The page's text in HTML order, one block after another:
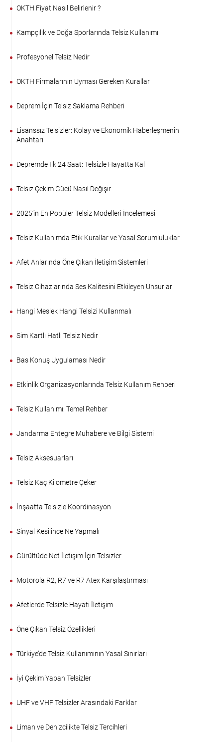
OKTH Fiyat Nasıl Belirlenir ?
Kampçılık ve Doğa Sporlarında Telsiz Kullanımı
Profesyonel Telsiz Nedir
OKTH Firmalarının Uyması Gereken Kurallar
Deprem İçin Telsiz Saklama Rehberi
Lisanssız Telsizler: Kolay ve Ekonomik Haberleşmenin
Anahtarı
Depremde İlk 24 Saat: Telsizle Hayatta Kal
Telsiz Çekim Gücü Nasıl Değişir
2025’in En Popüler Telsiz Modelleri İncelemesi
Telsiz Kullanımda Etik Kurallar ve Yasal Sorumluluklar
Afet Anlarında Öne Çıkan İletişim Sistemleri
Telsiz Cihazlarında Ses Kalitesini Etkileyen Unsurlar
Hangi Meslek Hangi Telsizi Kullanmalı
Sim Kartlı Hatlı Telsiz Nedir
Bas Konuş Uygulaması Nedir
Etkinlik Organizasyonlarında Telsiz Kullanım Rehberi
Telsiz Kullanımı: Temel Rehber
Jandarma Entegre Muhabere ve Bilgi Sistemi
Telsiz Aksesuarları
Telsiz Kaç Kilometre Çeker
İnşaatta Telsizle Koordinasyon
Sinyal Kesilince Ne Yapmalı
Gürültüde Net İletişim İçin Telsizler
Motorola R2, R7 ve R7 Atex Karşılaştırması
Afetlerde Telsizle Hayati İletişim
Öne Çıkan Telsiz Özellikleri
Türkiye’de Telsiz Kullanımının Yasal Sınırları
İyi Çekim Yapan Telsizler
UHF ve VHF Telsizler Arasındaki Farklar
Liman ve Denizcilikte Telsiz Tercihleri